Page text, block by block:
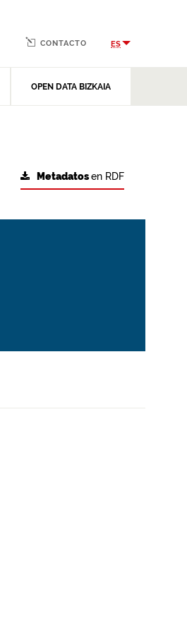
OPEN DATA BIZKAIA
CONTACTO ES
Metadatosen RDF